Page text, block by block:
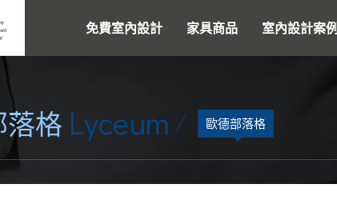
免費室內設計 家具商品 室內設計案例
落格 Lyceum 歐德部落格